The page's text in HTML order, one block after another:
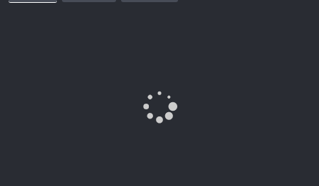
кончиться, но не может поступить иначе. Бродяга
тоже оказывается втянут в эту историю, хотя сначала